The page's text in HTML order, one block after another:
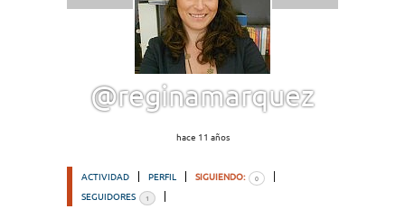
@reginamarquez
hace 11 años
ACTIVIDAD PERFIL SIGUIENDO: 0
SEGUIDORES 1